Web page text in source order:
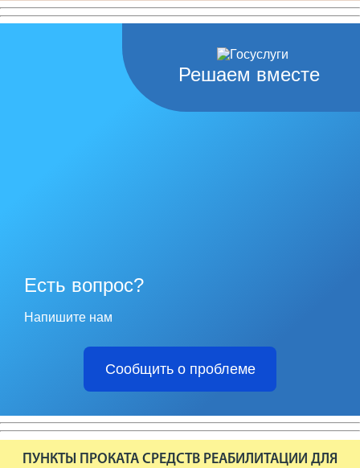
Решаем вместе
Есть вопрос?
Напишите нам
Сообщить о проблеме
ПУНКТЫ ПРОКАТА СРЕДСТВ РЕАБИЛИТАЦИИ ДЛЯ